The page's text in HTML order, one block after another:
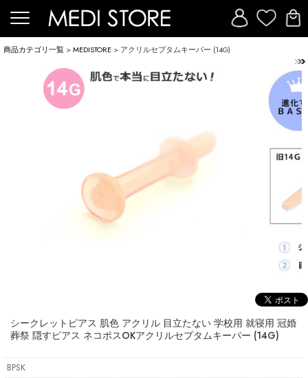
商品カテゴリ一覧 >MEDISTORE > アクリルセプタムキーパー (14G)
シークレットピアス 肌色 アクリル 目立たない 学校用 就寝用 冠婚
葬祭 隠すピアス ネコポスOKアクリルセプタムキーパー (14G)
BPSK